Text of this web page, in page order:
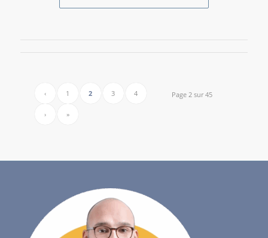
Page 2 sur 45
‹ 1 2 3 4
› »